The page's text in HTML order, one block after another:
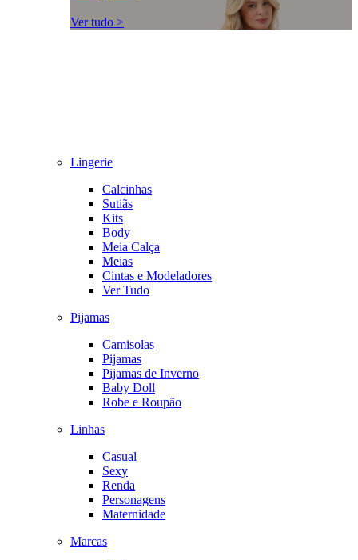
Ver tudo >
Lingerie
Calcinhas
Sutiãs
Kits
Body
Meia Calça
Meias
Cintas e Modeladores
Ver Tudo
Pijamas
Camisolas
Pijamas
Pijamas de Inverno
Baby Doll
Robe e Roupão
Linhas
Casual
Sexy
Renda
Personagens
Maternidade
Marcas